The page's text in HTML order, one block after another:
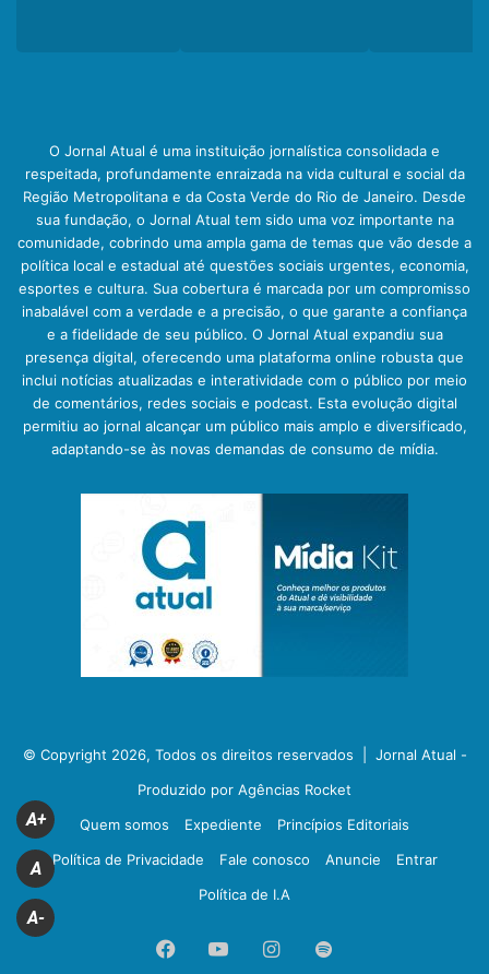
O Jornal Atual é uma instituição jornalística consolidada e
respeitada, profundamente enraizada na vida cultural e social da
Região Metropolitana e da Costa Verde do Rio de Janeiro. Desde
sua fundação, o Jornal Atual tem sido uma voz importante na
comunidade, cobrindo uma ampla gama de temas que vão desde a
política local e estadual até questões sociais urgentes, economia,
esportes e cultura. Sua cobertura é marcada por um compromisso
inabalável com a verdade e a precisão, o que garante a confiança
e a fidelidade de seu público. O Jornal Atual expandiu sua
presença digital, oferecendo uma plataforma online robusta que
inclui notícias atualizadas e interatividade com o público por meio
de comentários, redes sociais e podcast. Esta evolução digital
permitiu ao jornal alcançar um público mais amplo e diversificado,
adaptando-se às novas demandas de consumo de mídia.
© Copyright 2026, Todos os direitos reservados | Jornal Atual -
Produzido por Agências Rocket
Quem somos
Expediente
Princípios Editoriais
Política de Privacidade
Fale conosco Anuncie
Entrar
Política de I.A
FacebookYouTubeInstagram
Spotify
A+
A
A-